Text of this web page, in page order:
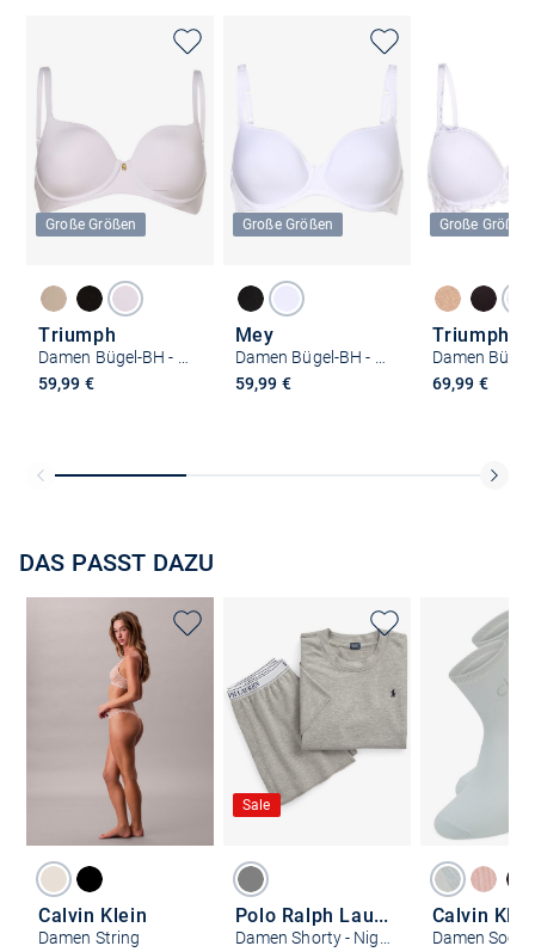
Große Größen
Triumph
59,99 €
Große Größen
Mey
59,99 €
Große Größen
Triumph
69,99 €
DAS PASST DAZU
Calvin Klein
Damen String
Sale
Polo Ralph Lauren Calvin